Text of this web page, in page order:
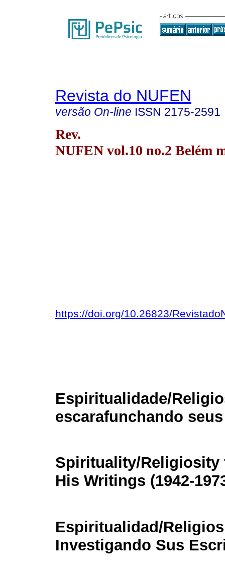
Revista do NUFEN
versão On-line ISSN 2175-2591
Rev.
NUFEN vol.10 no.2 Belém
https://doi.org/10.26823/
Espiritualidade/
escarafunchando
Spirituality/Religiosity
His Writings (1942-
Espiritualidad/
Investigando Sus